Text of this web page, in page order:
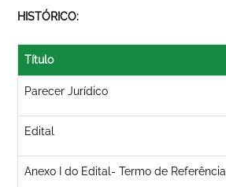
HISTÓRICO:
Título
Parecer Jurídico
Edital
Anexo I do Edital- Termo de Referência